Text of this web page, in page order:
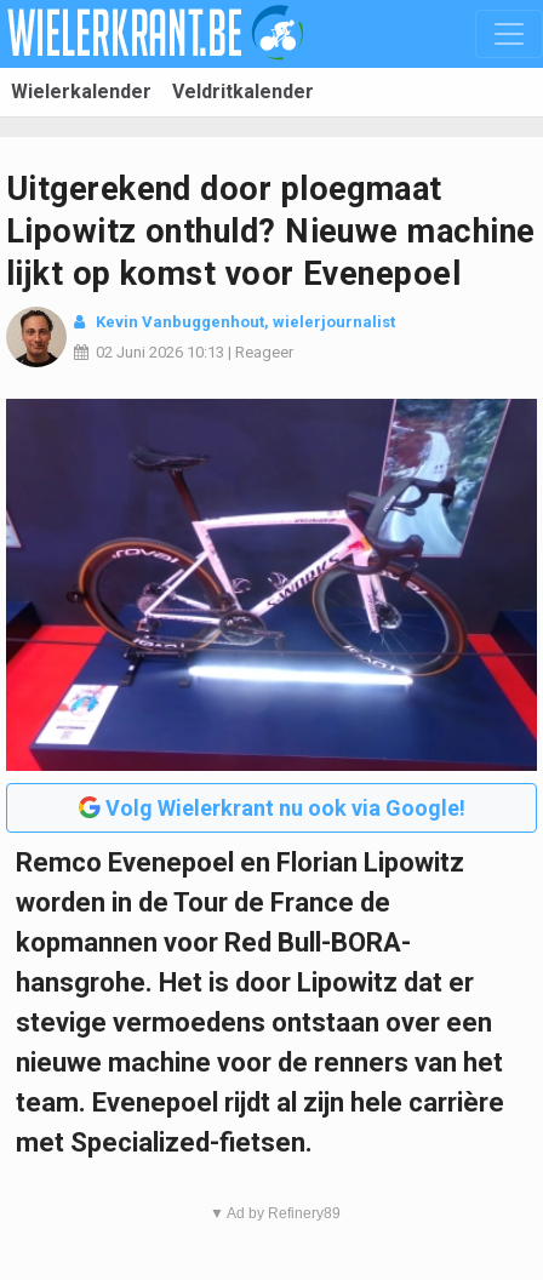
Wielerkalender Veldritkalender
Uitgerekend door ploegmaat
Lipowitz onthuld? Nieuwe machine
lijkt op komst voor Evenepoel
Kevin Vanbuggenhout, wielerjournalist
02 Juni 2026 10:13 | Reageer
Volg Wielerkrant nu ook via Google!
Remco Evenepoel en Florian Lipowitz
worden in de Tour de France de
kopmannen voor Red Bull-BORA-
hansgrohe. Het is door Lipowitz dat er
stevige vermoedens ontstaan over een
nieuwe machine voor de renners van het
team. Evenepoel rijdt al zijn hele carrière
met Specialized-fietsen.
▼ Ad by Refinery89